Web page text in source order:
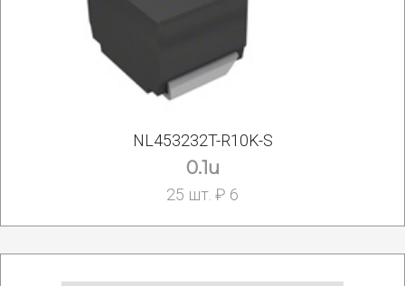
NL453232T-R10K-S
0.1u
25 шт. ₽ 6